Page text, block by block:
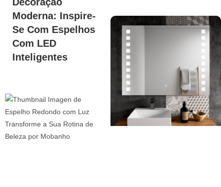
Decoração
Moderna: Inspire-
Se Com Espelhos
Com LED
Inteligentes